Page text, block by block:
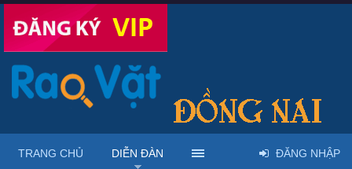
TRANG CHỦ DIỄN ĐÀN ĐĂNG NHẬP